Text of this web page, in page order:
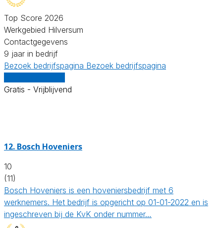
Top Score 2026
Werkgebied Hilversum
Contactgegevens
9 jaar in bedrijf
Bezoek bedrijfspagina Bezoek bedrijfspagina
Gratis - Vrijblijvend
12. Bosch Hoveniers
10
(11)
Bosch Hoveniers is een hoveniersbedrijf met 6
werknemers. Het bedrijf is opgericht op 01-01-2022 en is
ingeschreven bij de KvK onder nummer…